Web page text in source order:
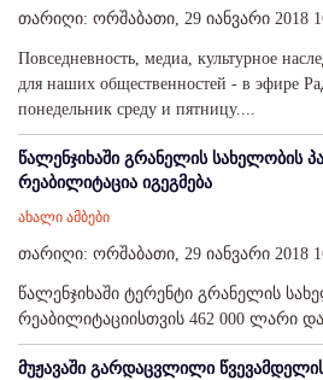
თარიღი: ორშაბათი, 29 იანვარი 2018
Повседневность, медиа, культурное
для наших общественностей - в эфире
понедельник среду и пятницу....
წალენჯიხაში გრანელის სახელობის
რეაბილიტაცია იგეგმება
ახალი ამბები
თარიღი: ორშაბათი, 29 იანვარი 2018
წალენჯიხაში ტერენტი გრანელის
რეაბილიტაციისთვის 462 000 ლარი
მუჟავაში გარდაცვლილი